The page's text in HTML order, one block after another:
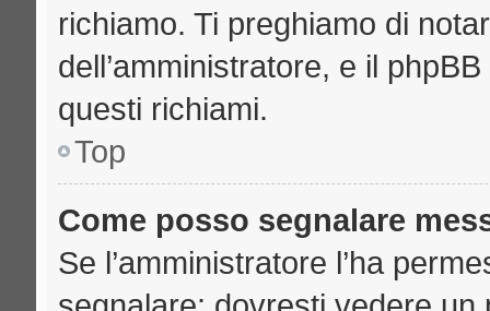
richiamo. Ti preghiamo di
dell’amministratore, e il
questi richiami.
Top
Come posso segnalare
Se l’amministratore l’ha